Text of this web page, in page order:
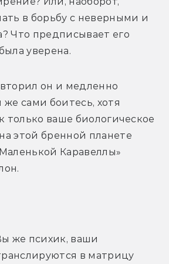
в борьбу с неверными и
Что предписывает его
уверена.
он и медленно
сами боитесь, хотя
только ваше биологическое
этой бренной планете
Каравеллы»
же психик, ваши
в матрицу